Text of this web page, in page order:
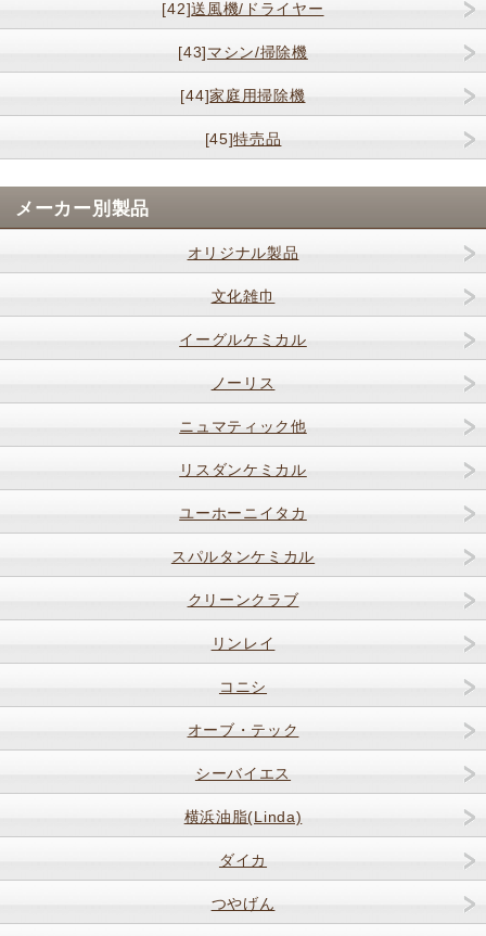
[42]送風機/ドライヤー
[43]マシン/掃除機
[44]家庭用掃除機
[45]特売品
メーカー別製品
オリジナル製品
文化雑巾
イーグルケミカル
ノーリス
ニュマティック他
リスダンケミカル
ユーホーニイタカ
スパルタンケミカル
クリーンクラブ
リンレイ
コニシ
オーブ・テック
シーバイエス
横浜油脂(Linda)
ダイカ
つやげん